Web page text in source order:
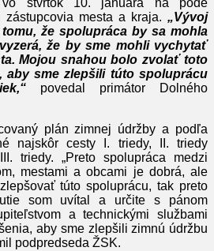
štvrtok 10. januára na pôde
zástupcovia mesta a kraja. „Vývoj
že spolupráca by sa mohla
že by sme mohli vychytať
Mojou snahou bolo zvolať toto
aby sme zlepšili túto spoluprácu
povedal primátor Dolného
plán zimnej údržby a podľa
najskôr cesty I. triedy, II. triedy
triedy. „Preto spolupráca medzi
mestami a obcami je dobrá, ale
túto spoluprácu, tak preto
som uvítal a určite s pánom
a technickými službami
aby sme zlepšili zimnú údržbu
podpredseda ŽSK.